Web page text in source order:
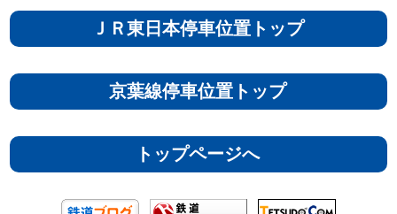
ＪＲ東日本停車位置トップ
京葉線停車位置トップ
トップページへ